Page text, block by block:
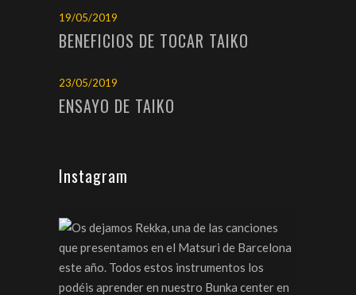
19/05/2019
BENEFICIOS DE TOCAR TAIKO
23/05/2019
ENSAYO DE TAIKO
Instagram